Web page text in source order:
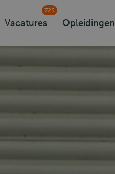
Vacatures
725
Opleidingen